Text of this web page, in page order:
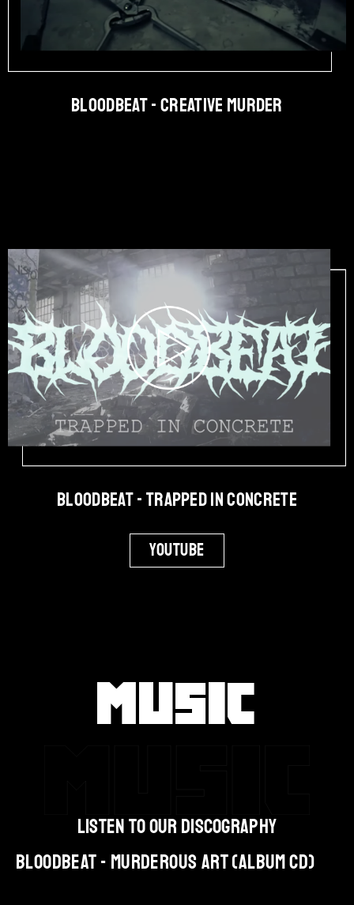
BLOODBEAT - Creative Murder
Bloodbeat - Trapped in Concrete
Youtube
Music
listen to our discography
Bloodbeat - Murderous Art (Album CD)